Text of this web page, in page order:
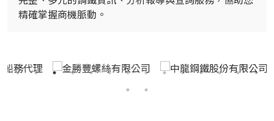
精確掌握商機脈動。